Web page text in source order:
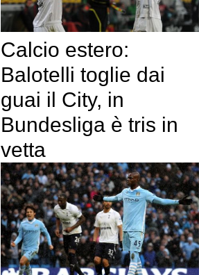
Calcio estero:
Balotelli toglie dai
guai il City, in
Bundesliga è tris in
vetta